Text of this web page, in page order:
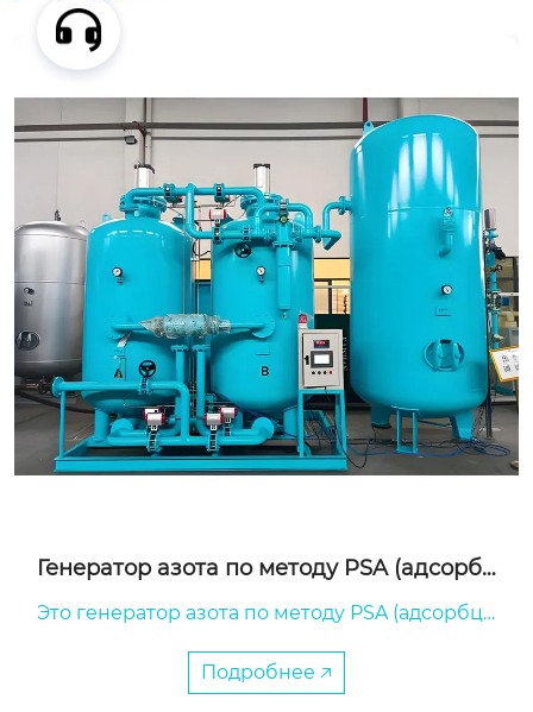
Генератор азота по методу PSA (адсорбц
Это генератор азота по методу PSA (адсорбци
ючевым оборудованием для получения высок
очистого азота в промышленной сфере.
Подробнее 🡥